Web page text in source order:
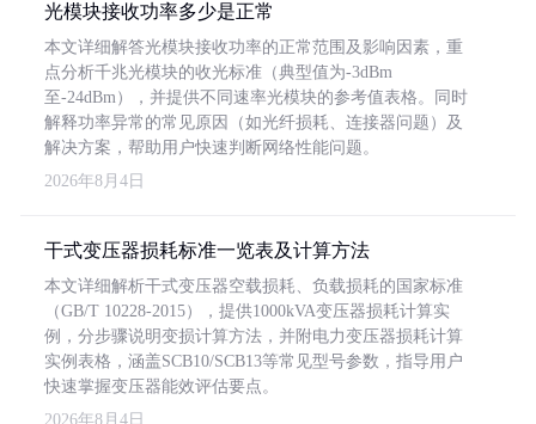
光模块接收功率多少是正常
本文详细解答光模块接收功率的正常范围及影响因素，重
点分析千兆光模块的收光标准（典型值为-3dBm
至-24dBm），并提供不同速率光模块的参考值表格。同时
解释功率异常的常见原因（如光纤损耗、连接器问题）及
解决方案，帮助用户快速判断网络性能问题。
2026年8月4日
干式变压器损耗标准一览表及计算方法
本文详细解析干式变压器空载损耗、负载损耗的国家标准
（GB/T 10228-2015），提供1000kVA变压器损耗计算实
例，分步骤说明变损计算方法，并附电力变压器损耗计算
实例表格，涵盖SCB10/SCB13等常见型号参数，指导用户
快速掌握变压器能效评估要点。
2026年8月4日